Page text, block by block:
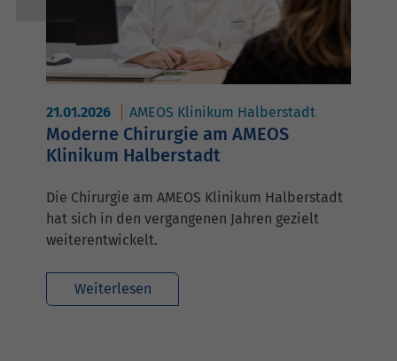
21.01.2026 AMEOS Klinikum Halberstadt
Moderne Chirurgie am AMEOS
Klinikum Halberstadt
Die Chirurgie am AMEOS Klinikum Halberstadt
hat sich in den vergangenen Jahren gezielt
weiterentwickelt.
Weiterlesen